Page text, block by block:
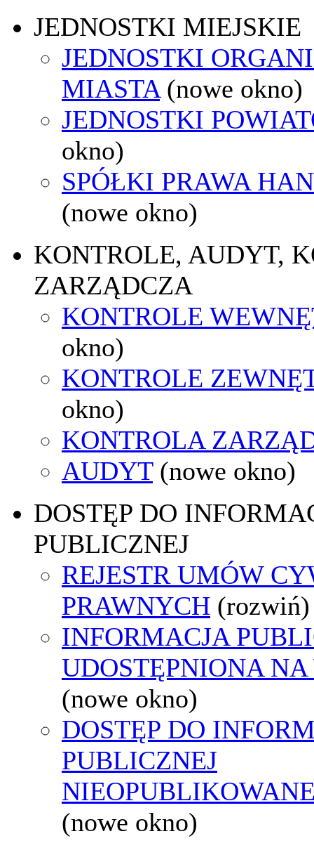
JEDNOSTKI MIEJSKIE
JEDNOSTKI
MIASTA (nowe okno)
JEDNOSTKI
okno)
SPÓŁKI PRAWA
(nowe okno)
KONTROLE, AUDYT,
ZARZĄDCZA
KONTROLE
okno)
KONTROLE
okno)
KONTROLA
AUDYT (nowe okno)
DOSTĘP DO
PUBLICZNEJ
REJESTR UMÓW
PRAWNYCH (rozwiń)
INFORMACJA
UDOSTĘPNIONA
(nowe okno)
DOSTĘP DO
PUBLICZNEJ
(nowe okno)